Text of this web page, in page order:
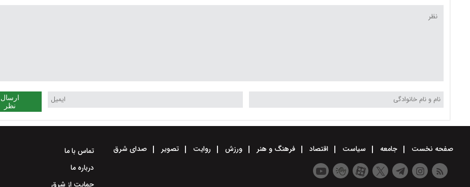
سنجش قرار می‌گیرد
ارسال
نظر
صفحه نخست جامعه سیاست اقتصاد فرهنگ و هنر ورزش روایت تصویر صدای شرق
تماس با ما
درباره ما
حمایت از شرق